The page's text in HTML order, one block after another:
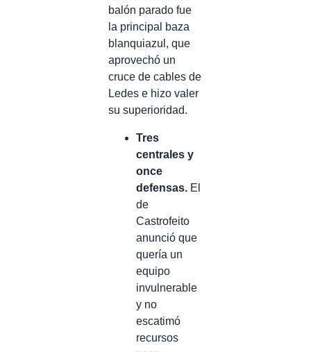
balón parado fue
la principal baza
blanquiazul, que
aprovechó un
cruce de cables de
Ledes e hizo valer
su superioridad.
Tres
centrales y
once
defensas. El
de
Castrofeito
anunció que
quería un
equipo
invulnerable
y no
escatimó
recursos